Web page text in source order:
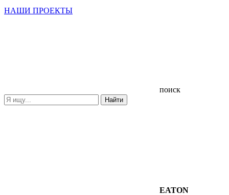
НАШИ ПРОЕКТЫ
поиск
EATON